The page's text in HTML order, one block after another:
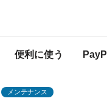
便利に使う
メンテナンス